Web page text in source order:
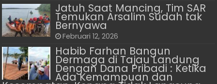
Jatuh Saat Mancing, Tim SAR
Temukan Arsalim Sudah tak
Bernyawa
Februari 12, 2026
Habib Farhan Bangun
Dermaga di Tajau Landung
Dengan Dana Pribadi : Ketika
Ada Kemampuan dan